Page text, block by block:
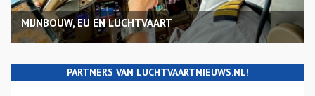
MIJNBOUW, EU EN LUCHTVAART
PARTNERS VAN LUCHTVAARTNIEUWS.NL!